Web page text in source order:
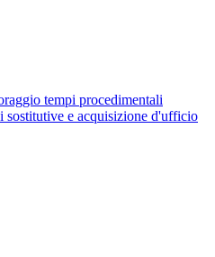
tempi procedimentali
sostitutive e acquisizione d'ufficio